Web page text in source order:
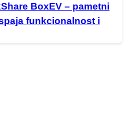
BoxEV – pametni
funkcionalnost i